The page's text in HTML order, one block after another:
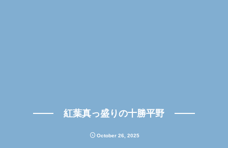
紅葉真っ盛りの十勝平野
October 26 ,2025